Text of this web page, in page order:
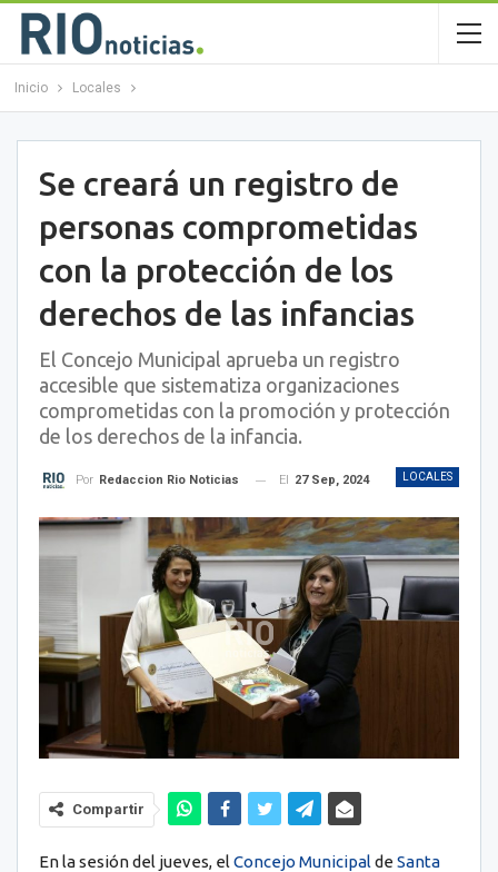
Inicio Locales
Se creará un registro de
personas comprometidas
con la protección de los
derechos de las infancias
El Concejo Municipal aprueba un registro
accesible que sistematiza organizaciones
comprometidas con la promoción y protección
de los derechos de la infancia.
LOCALES
Por Redaccion Rio Noticias El 27 Sep, 2024
Compartir
En la sesión del jueves, el Concejo Municipal de Santa